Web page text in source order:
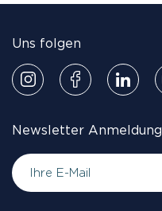
Uns folgen
Newsletter Anmeldung